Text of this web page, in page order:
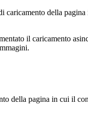
caricamento della
il caricamento
della pagina in cui il